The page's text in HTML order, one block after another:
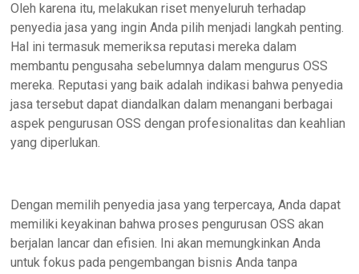
Oleh karena itu, melakukan riset menyeluruh terhadap
penyedia jasa yang ingin Anda pilih menjadi langkah penting.
Hal ini termasuk memeriksa reputasi mereka dalam
membantu pengusaha sebelumnya dalam mengurus OSS
mereka. Reputasi yang baik adalah indikasi bahwa penyedia
jasa tersebut dapat diandalkan dalam menangani berbagai
aspek pengurusan OSS dengan profesionalitas dan keahlian
yang diperlukan.
Dengan memilih penyedia jasa yang terpercaya, Anda dapat
memiliki keyakinan bahwa proses pengurusan OSS akan
berjalan lancar dan efisien. Ini akan memungkinkan Anda
untuk fokus pada pengembangan bisnis Anda tanpa